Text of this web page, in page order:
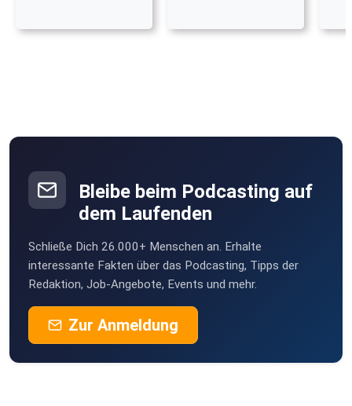
Bleibe beim Podcasting auf
dem Laufenden
Schließe Dich 26.000+ Menschen an. Erhalte
interessante Fakten über das Podcasting, Tipps der
Redaktion, Job-Angebote, Events und mehr.
Zur Anmeldung